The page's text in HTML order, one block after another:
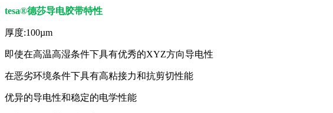
tesa®德莎导电胶带特性
厚度:100µm
即使在高温高湿条件下具有优秀的XYZ方向导电性
在恶劣环境条件下具有高粘接力和抗剪切性能
优异的导电性和稳定的电学性能